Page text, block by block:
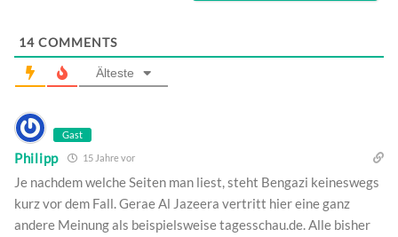
14 COMMENTS
Älteste
Gast
Philipp 15 Jahre vor
Je nachdem welche Seiten man liest, steht Bengazi keineswegs
kurz vor dem Fall. Gerae Al Jazeera vertritt hier eine ganz
andere Meinung als beispielsweise tagesschau.de. Alle bisher